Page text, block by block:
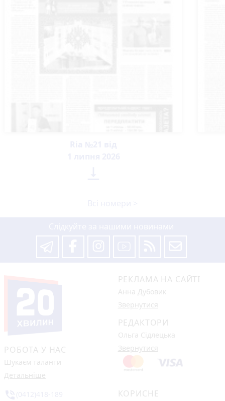
РОБОТА У НАС
Шукаєм таланти
Детальніше
РЕКЛАМА НА САЙТІ
Анна Дубовик
Звернутися
РЕДАКТОРИ
Ольга Сідлецька
Звернутися
КОРИСНЕ